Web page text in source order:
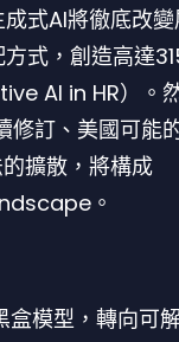
式AI將徹底改
式，創造高達
AI in HR）。
修訂、美國可能
擴散，將構成
。
盒模型，轉向可